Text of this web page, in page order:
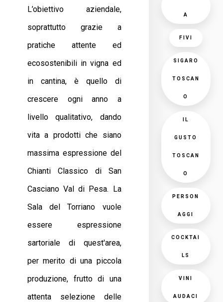
L’obiettivo aziendale,
soprattutto grazie a
pratiche attente ed
ecosostenibili in vigna ed
in cantina, è quello di
crescere ogni anno a
livello qualitativo, dando
vita a prodotti che siano
massima espressione del
Chianti Classico di San
Casciano Val di Pesa. La
Sala del Torriano vuole
essere espressione
sartoriale di quest'area,
per merito di una piccola
produzione, frutto di una
attenta selezione delle
A
FIVI
SIGARO
TOSCAN
O
IL
GUSTO
TOSCAN
O
PERSON
AGGI
COCKTAI
LS
VINI
AUDACI